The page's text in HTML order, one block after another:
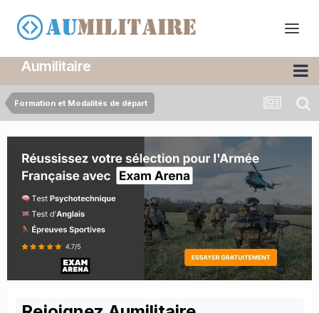
Aumilitaire
Formation et Modalités de départ